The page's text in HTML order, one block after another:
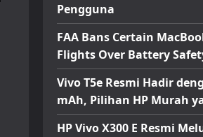
Pengguna
FAA Bans Certain
Flights Over Battery
Vivo T5e Resmi Hadir
mAh, Pilihan HP Murah
HP Vivo X300 E Resmi